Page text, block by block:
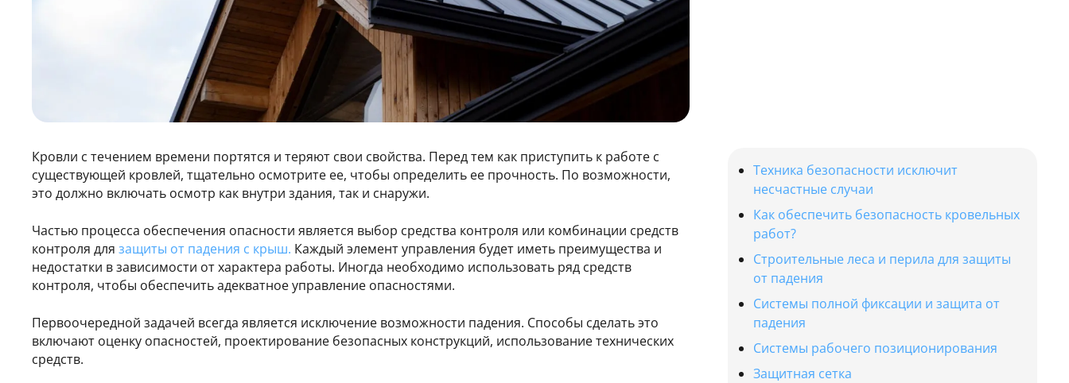
Кровли с течением времени портятся и теряют свои свойства. Перед тем как приступить к работе с
существующей кровлей, тщательно осмотрите ее, чтобы определить ее прочность. По возможности,
это должно включать осмотр как внутри здания, так и снаружи.
Частью процесса обеспечения опасности является выбор средства контроля или комбинации средств
контроля для защиты от падения с крыш. Каждый элемент управления будет иметь преимущества и
недостатки в зависимости от характера работы. Иногда необходимо использовать ряд средств
контроля, чтобы обеспечить адекватное управление опасностями.
Первоочередной задачей всегда является исключение возможности падения. Способы сделать это
включают оценку опасностей, проектирование безопасных конструкций, использование технических
средств.
Техника безопасности исключит
несчастные случаи
Как обеспечить безопасность кровельных
работ?
Строительные леса и перила для защиты
от падения
Системы полной фиксации и защита от
падения
Системы рабочего позиционирования
Защитная сетка